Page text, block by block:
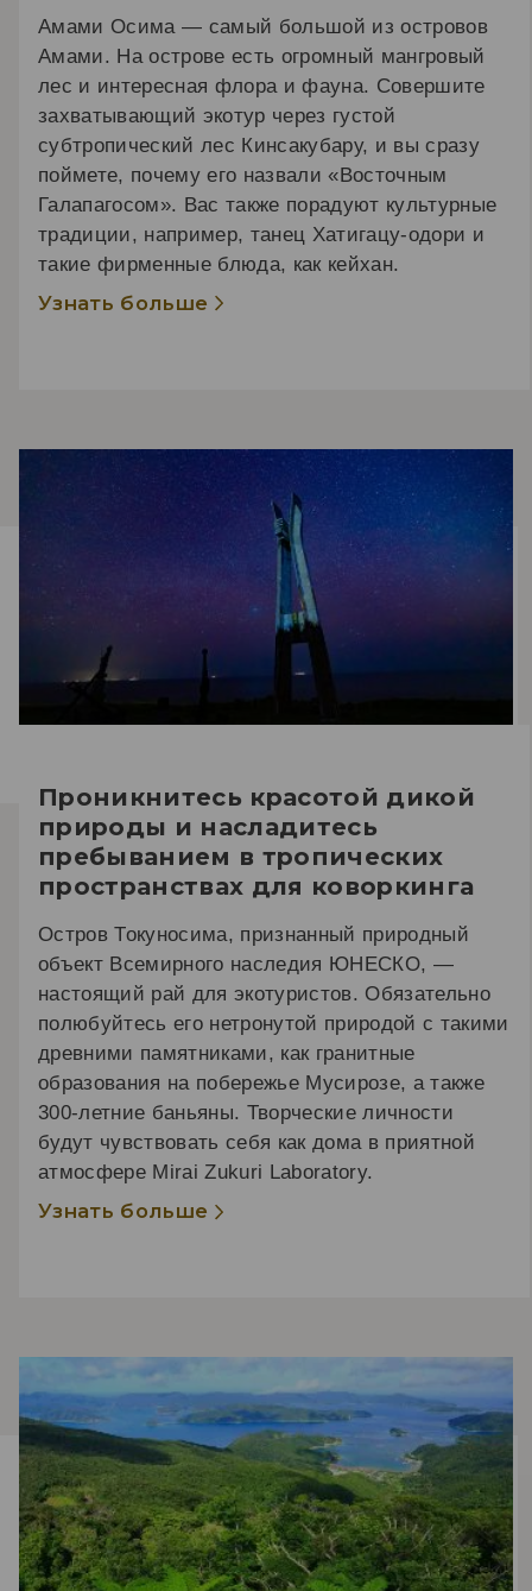
Амами Осима — самый большой из островов
Амами. На острове есть огромный мангровый
лес и интересная флора и фауна. Совершите
захватывающий экотур через густой
субтропический лес Кинсакубару, и вы сразу
поймете, почему его назвали «Восточным
Галапагосом». Вас также порадуют культурные
традиции, например, танец Хатигацу-одори и
такие фирменные блюда, как кейхан.
Узнать больше
Проникнитесь красотой дикой
природы и насладитесь
пребыванием в тропических
пространствах для коворкинга
Остров Токуносима, признанный природный
объект Всемирного наследия ЮНЕСКО, —
настоящий рай для экотуристов. Обязательно
полюбуйтесь его нетронутой природой с такими
древними памятниками, как гранитные
образования на побережье Мусирозе, а также
300-летние баньяны. Творческие личности
будут чувствовать себя как дома в приятной
атмосфере Mirai Zukuri Laboratory.
Узнать больше